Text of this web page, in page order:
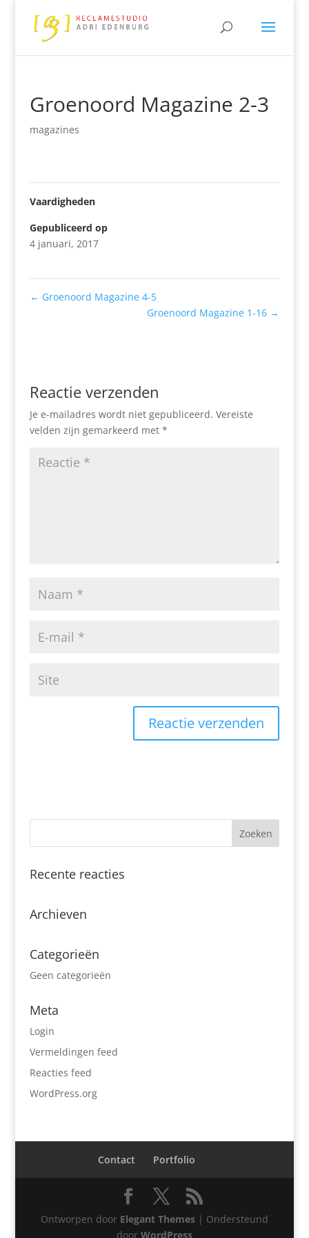
Groenoord Magazine 2-3
magazines
Vaardigheden
Gepubliceerd op
4 januari, 2017
← Groenoord Magazine 4-5
Groenoord Magazine 1-16 →
Reactie verzenden
Je e-mailadres wordt niet gepubliceerd. Vereiste
velden zijn gemarkeerd met *
Recente reacties
Archieven
Categorieën
Geen categorieën
Meta
Login
Vermeldingen feed
Reacties feed
WordPress.org
Contact Portfolio
Ontworpen door Elegant Themes| Ondersteund
door WordPress